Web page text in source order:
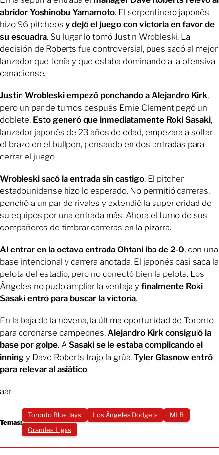
abridor Yoshinobu Yamamoto. El serpentinero japonés
hizo 96 pitcheos y dejó el juego con victoria en favor de
su escuadra. Su lugar lo tomó Justin Wrobleski. La
decisión de Roberts fue controversial, pues sacó al mejor
lanzador que tenía y que estaba dominando a la ofensiva
canadiense.
Justin Wrobleski empezó ponchando a Alejandro Kirk,
pero un par de turnos después Ernie Clement pegó un
doblete. Esto generó que inmediatamente Roki Sasaki,
lanzador japonés de 23 años de edad, empezara a soltar
el brazo en el bullpen, pensando en dos entradas para
cerrar el juego.
Wrobleski sacó la entrada sin castigo. El pitcher
estadounidense hizo lo esperado. No permitió carreras,
ponchó a un par de rivales y extendió la superioridad de
su equipos por una entrada más. Ahora el turno de sus
compañeros de timbrar carreras en la pizarra.
Al entrar en la octava entrada Ohtani iba de 2-0, con una
base intencional y carrera anotada. El japonés casi saca la
pelota del estadio, pero no conectó bien la pelota. Los
Ángeles no pudo ampliar la ventaja y finalmente Roki
Sasaki entró para buscar la victoria.
En la baja de la novena, la última oportunidad de Toronto
para coronarse campeones, Alejandro Kirk consiguió la
base por golpe. A Sasaki se le estaba complicando el
inning y Dave Roberts trajo la grúa. Tyler Glasnow entró
para relevar al asiático.
aar
Temas:
Toronto Blue Jays Los Ángeles Dodgers
MLB
Grandes Ligas